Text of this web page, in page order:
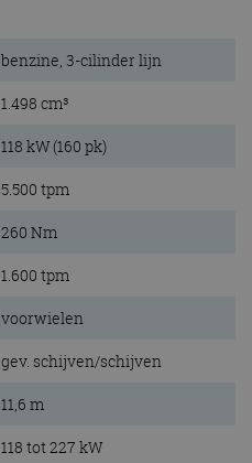
benzine, 3-cilinder lijn
1.498 cm³
118 kW (160 pk)
5.500 tpm
260 Nm
1.600 tpm
voorwielen
gev. schijven/schijven
11,6 m
118 tot 227 kW